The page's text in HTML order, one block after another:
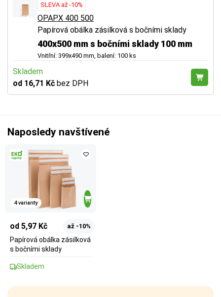
SLEVA až -10%
OPAPX 400 500
Papírová obálka zásilková s bočními sklady
400x500 mm s bočními sklady 100 mm
Vnitřní: 399x490 mm, balení: 100 ks
Skladem
od 16,71 Kč bez DPH
Naposledy navštívené
4 varianty
od 5,97 Kč až -10%
Papírová obálka zásilková
s bočními sklady
Skladem